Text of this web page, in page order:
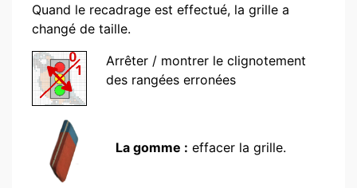
Quand le recadrage est effectué, la grille a
changé de taille.
Arrêter / montrer le clignotement
des rangées erronées
La gomme : effacer la grille.